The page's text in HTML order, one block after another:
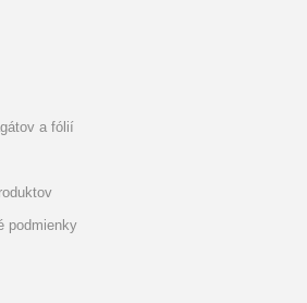
a fólií
podmienky